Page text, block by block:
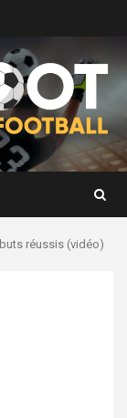
réussis (vidéo)